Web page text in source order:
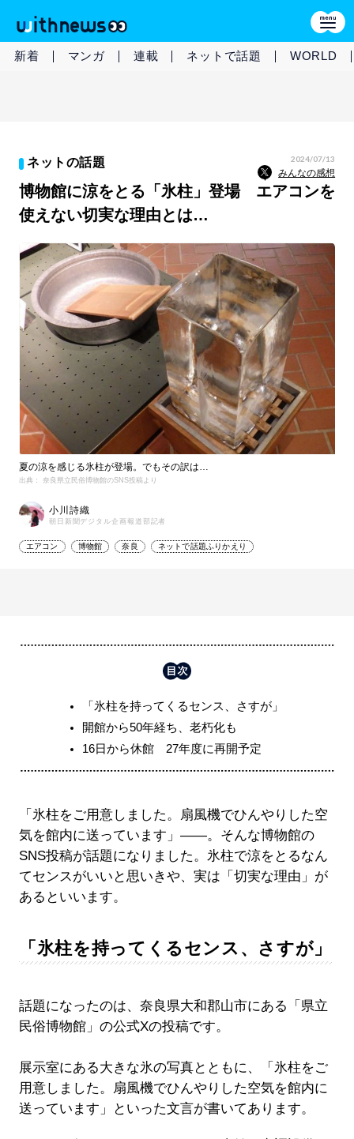
新着 マンガ 連載 ネットで話題 WORLD
ネットの話題 2024/07/13
みんなの感想
博物館に涼をとる「氷柱」登場 エアコンを
使えない切実な理由とは…
夏の涼を感じる氷柱が登場。でもその訳は…
出典： 奈良県立民俗博物館のSNS投稿より
小川詩織
朝日新聞デジタル企画報道部記者
エアコン 博物館 奈良 ネットで話題ふりかえり
「氷柱を持ってくるセンス、さすが」
開館から50年経ち、老朽化も
16日から休館 27年度に再開予定
「氷柱をご用意しました。扇風機でひんやりした空
気を館内に送っています」――。そんな博物館の
SNS投稿が話題になりました。氷柱で涼をとるなん
てセンスがいいと思いきや、実は「切実な理由」が
あるといいます。
「氷柱を持ってくるセンス、さすが」
話題になったのは、奈良県大和郡山市にある「県立
民俗博物館」の公式Xの投稿です。
展示室にある大きな氷の写真とともに、「氷柱をご
用意しました。扇風機でひんやりした空気を館内に
送っています」といった文言が書いてあります。